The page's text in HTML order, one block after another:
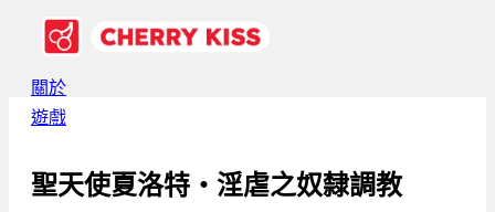
關於
遊戲
聖天使夏洛特・淫虐之奴隸調教